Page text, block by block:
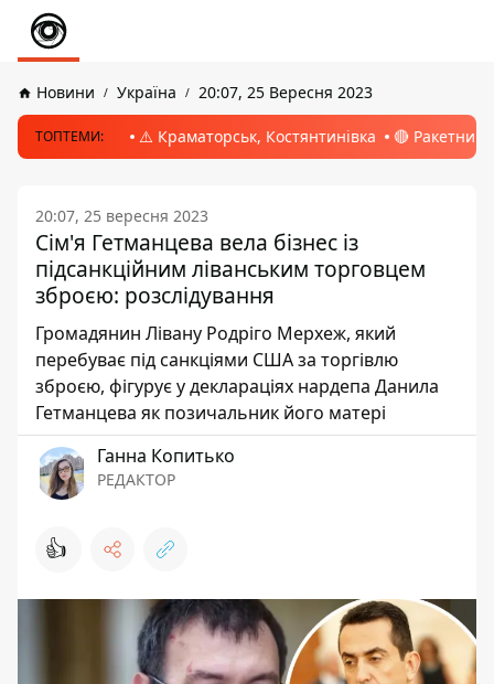
Новини Україна 20:07, 25 Вересня 2023
ТОПТЕМИ: ⚠️ Краматорськ, Костянтинівка 🔴 Ракетний
20:07, 25 вересня 2023
Сім'я Гетманцева вела бізнес із
підсанкційним ліванським торговцем
зброєю: розслідування
Громадянин Лівану Родріго Мерхеж, який
перебуває під санкціями США за торгівлю
зброєю, фігурує у деклараціях нардепа Данила
Гетманцева як позичальник його матері
Ганна Копитько
РЕДАКТОР
👍